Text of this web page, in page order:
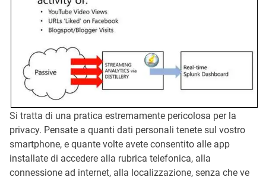
Si tratta di una pratica estremamente pericolosa per la
privacy. Pensate a quanti dati personali tenete sul vostro
smartphone, e quante volte avete consentito alle app
installate di accedere alla rubrica telefonica, alla
connessione ad internet, alla localizzazione, senza che ve